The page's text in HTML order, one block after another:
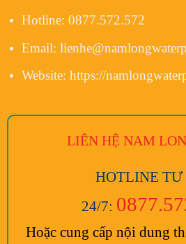
Hotline: 0877.572.572
Email:
Website: https://
LIÊN HỆ NAM
HOTLINE
24/7:
Hoặc cung cấp nội dung